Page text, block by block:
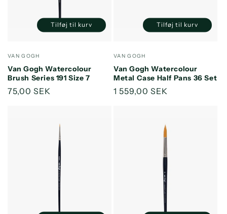
Forhandler:
VAN GOGH
Van Gogh Watercolour
Brush Series 191 Size 7
Normalpris
75,00 SEK
Reducer
Default
Title
Øg
Title
Tilføj til kurv
Forhandler:
VAN GOGH
Van Gogh Watercolour
Metal Case Half Pans 36 Set
Normalpris
1 559,00 SEK
Reducer
Default
Title
Øg
Title
Tilføj til kurv